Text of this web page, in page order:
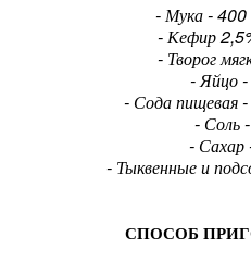
- Мука - 400
- Кефир
- Творог
- Яйцо
- Сода пищевая -
- Соль
- Сахар
- Тыквенные и
СПОСОБ